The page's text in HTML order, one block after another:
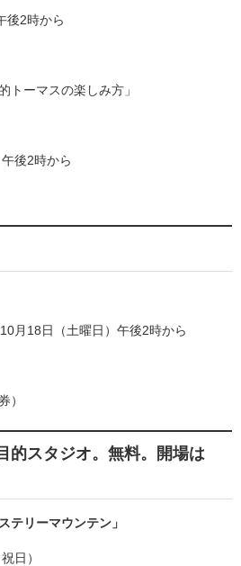
後2時から
トーマスの楽しみ方」
後2時から
月18日（土曜日）午後2時から
）
的スタジオ。無料。開場は
テリーマウンテン」
日）